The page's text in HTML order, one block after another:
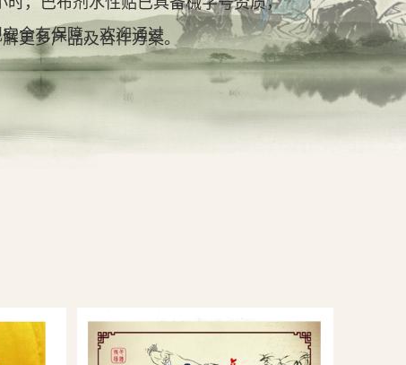
全有保障。欢迎通过
更多产品及合作方案。